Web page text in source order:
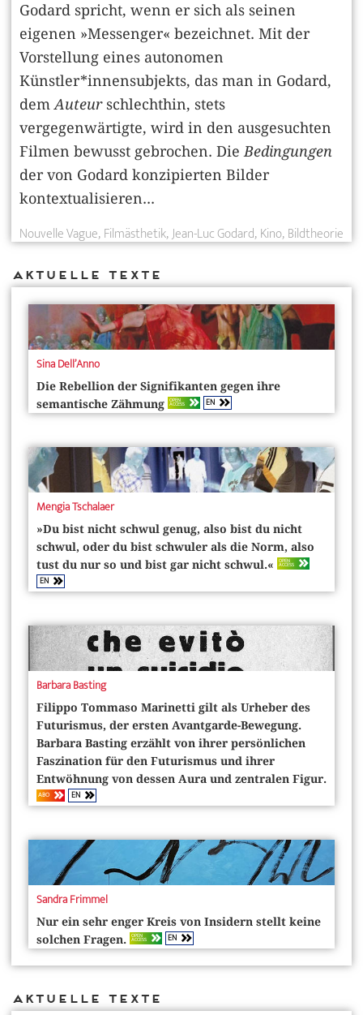
Godard spricht, wenn er sich als seinen
eigenen »Messenger« bezeichnet. Mit der
Vorstellung eines autonomen
Künstler*innensubjekts, das man in Godard,
dem Auteurschlechthin, stets
vergegenwärtigte, wird in den ausgesuchten
Filmen bewusst gebrochen. Die Bedingungen
der von Godard konzipierten Bilder
kontextualisieren...
Nouvelle Vague Filmästhetik Jean-Luc Godard Kino Bildtheorie
Aktuelle Texte
Sina Dell’Anno
Die Rebellion der Signifikanten gegen ihre
semantische Zähmung OPEN
ACCESS EN
Mengia Tschalaer
»Du bist nicht schwul genug, also bist du nicht
schwul, oder du bist schwuler als die Norm, also
tust du nur so und bist gar nicht schwul.«
OPEN
ACCESS
EN
Barbara Basting
Filippo Tommaso Marinetti gilt als Urheber des
Futurismus, der ersten Avantgarde-Bewegung.
Barbara Basting erzählt von ihrer persönlichen
Faszination für den Futurismus und ihrer
Entwöhnung von dessen Aura und zentralen Figur.
ABO EN
Sandra Frimmel
Nur ein sehr enger Kreis von Insidern stellt keine
solchen Fragen. OPEN
ACCESS EN
Aktuelle Texte